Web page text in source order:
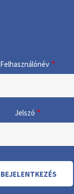
Felhasználónév
Jelszó